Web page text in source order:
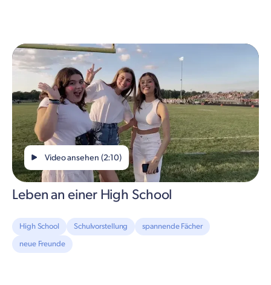
Video ansehen (2:10)
Leben an einer High School
High School Schulvorstellung
spannende Fächer
neue Freunde